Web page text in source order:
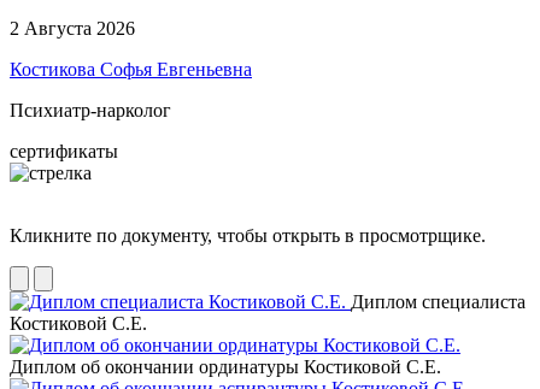
2 Августа 2026
Костикова Софья Евгеньевна
Психиатр-нарколог
сертификаты
Кликните по документу, чтобы открыть в просмотрщике.
Диплом специалиста
Костиковой С.Е.
Диплом об окончании ординатуры Костиковой С.Е.